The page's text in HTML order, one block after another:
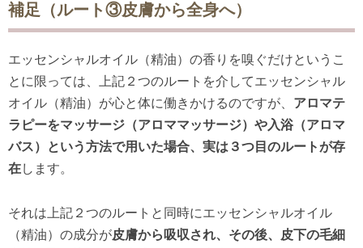
補足（ルート③皮膚から全身へ）
エッセンシャルオイル（精油）の香りを嗅ぐだけというこ
とに限っては、上記２つのルートを介してエッセンシャル
オイル（精油）が心と体に働きかけるのですが、 アロマテ
ラピーをマッサージ（アロママッサージ）や入浴（アロマ
バス）という方法で用いた場合、実は３つ目のルートが存
在します。
それは上記２つのルートと同時にエッセンシャルオイル
（精油）の成分が皮膚から吸収され、その後、皮下の毛細